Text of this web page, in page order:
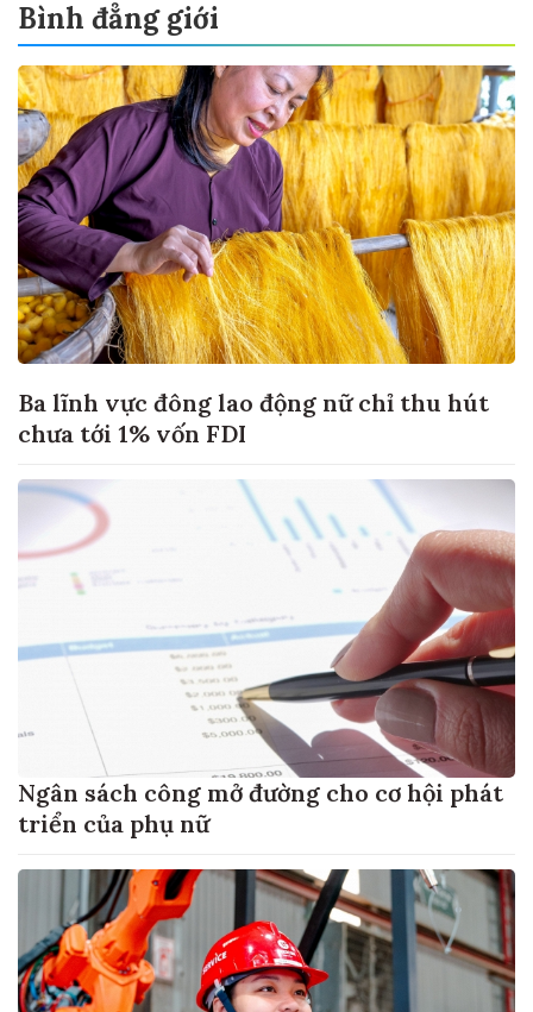
Bình đẳng giới
Ba lĩnh vực đông lao động nữ chỉ thu hút
chưa tới 1% vốn FDI
Ngân sách công mở đường cho cơ hội phát
triển của phụ nữ